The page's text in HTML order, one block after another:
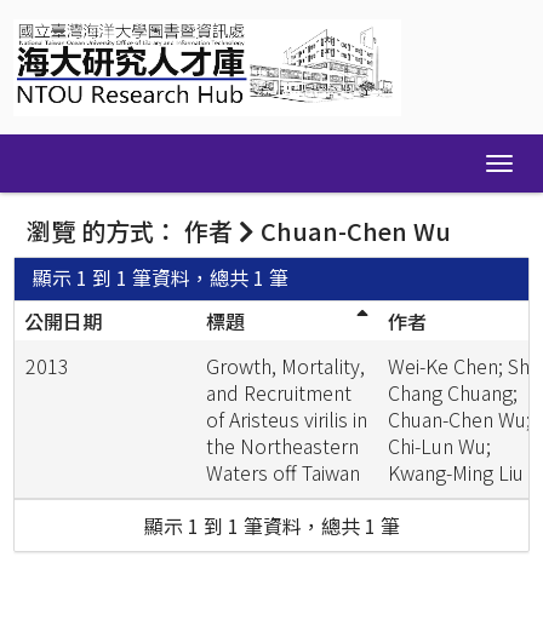
navigation
瀏覽 的方式： 作者 Chuan-Chen Wu
顯示 1 到 1 筆資料，總共 1 筆
公開日期
標題
作者
2013
Growth, Mortality,
and Recruitment
of Aristeus virilis in
the Northeastern
Waters off Taiwan
Wei-Ke Chen;
Chang Chuang;
Chuan-Chen Wu;
Chi-Lun Wu;
Kwang-Ming Liu
顯示 1 到 1 筆資料，總共 1 筆